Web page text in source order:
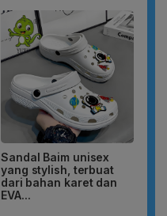
Sandal Baim unisex
yang stylish, terbuat
dari bahan karet dan
EVA...